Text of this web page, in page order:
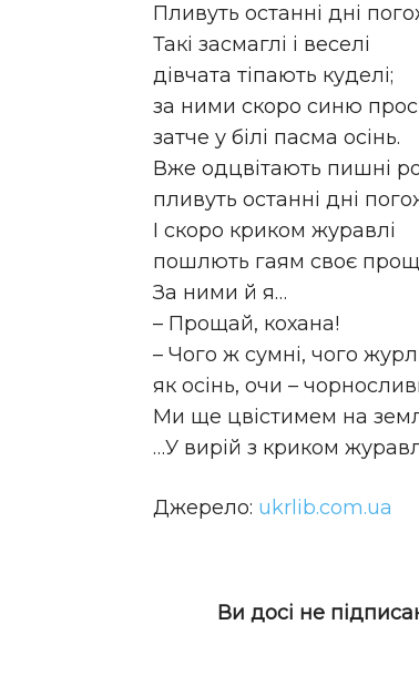
Пливуть останні дні
Такі засмаглі і веселі
дівчата тіпають куделі;
за ними скоро синю
затче у білі пасма осінь.
Вже одцвітають пишні
пливуть останні дні
І скоро криком журавлі
пошлють гаям своє
За ними й я…
– Прощай, кохана!
– Чого ж сумні, чого
як осінь, очи –
Ми ще цвістимем на
…У вирій з криком
Джерело: ukrlib.com.ua
Ви досі не